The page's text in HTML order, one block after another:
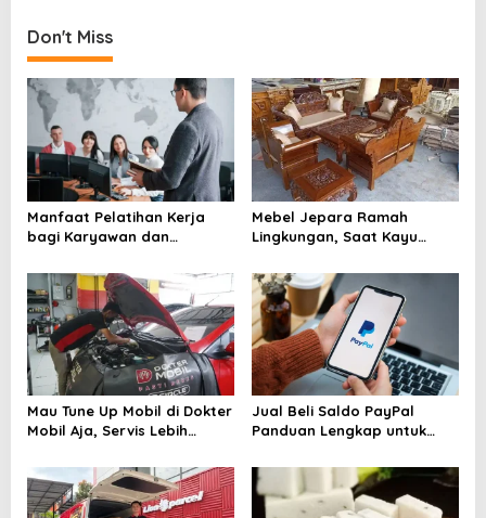
g
a
t
o
n
Don't Miss
Manfaat Pelatihan Kerja
bagi Karyawan dan
Diremehkan
Mebel Jepara Ramah
Lingkungan, Saat Kayu
Wajah Industri Furnitur
Mau Tune Up Mobil di Dokter
Mobil Aja, Servis Lebih
Jual Beli Saldo PayPal
Panduan Lengkap untuk
Digital